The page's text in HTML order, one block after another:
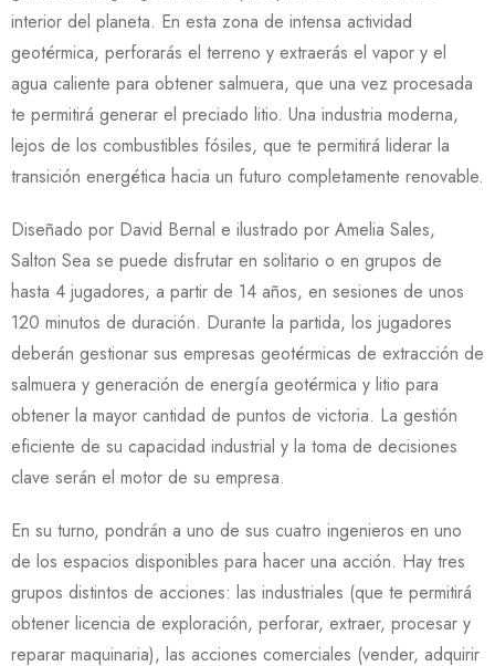
interior del planeta. En esta zona de intensa actividad
geotérmica, perforarás el terreno y extraerás el vapor y el
agua caliente para obtener salmuera, que una vez procesada
te permitirá generar el preciado litio. Una industria moderna,
lejos de los combustibles fósiles, que te permitirá liderar la
transición energética hacia un futuro completamente renovable.
Diseñado por David Bernal e ilustrado por Amelia Sales,
Salton Sea se puede disfrutar en solitario o en grupos de
hasta 4 jugadores, a partir de 14 años, en sesiones de unos
120 minutos de duración. Durante la partida, los jugadores
deberán gestionar sus empresas geotérmicas de extracción de
salmuera y generación de energía geotérmica y litio para
obtener la mayor cantidad de puntos de victoria. La gestión
eficiente de su capacidad industrial y la toma de decisiones
clave serán el motor de su empresa.
En su turno, pondrán a uno de sus cuatro ingenieros en uno
de los espacios disponibles para hacer una acción. Hay tres
grupos distintos de acciones: las industriales (que te permitirá
obtener licencia de exploración, perforar, extraer, procesar y
reparar maquinaria), las acciones comerciales (vender, adquirir